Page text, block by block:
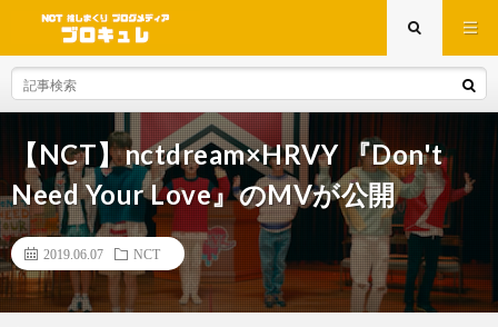
【NCT】nctdream×HRVY 『Don't
Need Your Love』のMVが公開
2019.06.07 NCT